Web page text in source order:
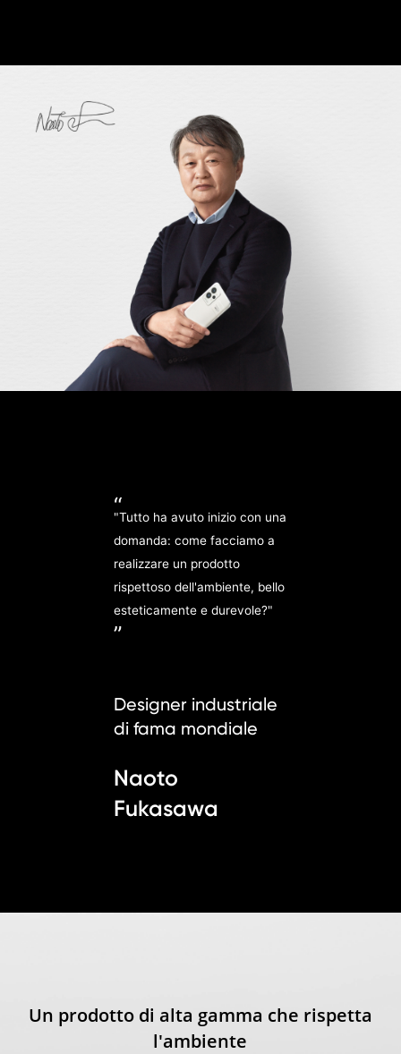
“
"Tutto ha avuto inizio con una
domanda: come facciamo a
realizzare un prodotto
rispettoso dell'ambiente, bello
esteticamente e durevole?"
”
Designer industriale
di fama mondiale
Naoto
Fukasawa
Un prodotto di alta gamma che rispetta
l'ambiente